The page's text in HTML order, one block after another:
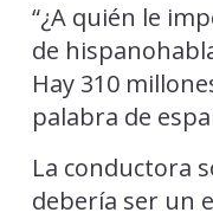
“¿A quién le
de
Hay 310
palabra de
La conductora
debería ser un